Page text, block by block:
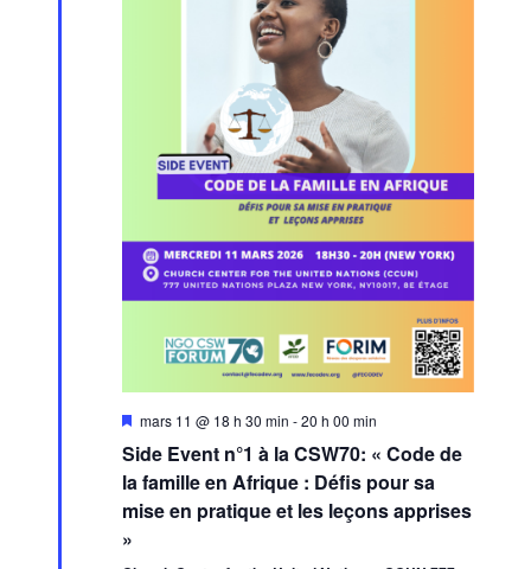
Featured
mars 11 @ 18 h 30 min -20 h 00 min
Side Event n°1 à la CSW70: « Code de
la famille en Afrique : Défis pour sa
mise en pratique et les leçons apprises
»